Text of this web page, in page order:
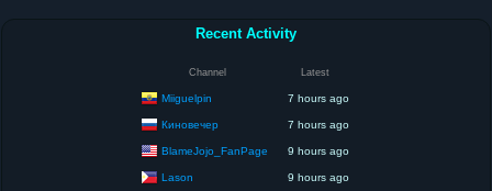
Recent Activity
Channel Latest
Miiguelpin 7 hours ago
Киновечер 7 hours ago
BlameJojo_FanPage 9 hours ago
Lason 9 hours ago